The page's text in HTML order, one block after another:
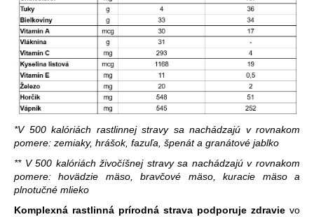
*V 500 kalóriách rastlinnej stravy sa nachádzajú v rovnakom
pomere: zemiaky, hrášok, fazuľa, špenát a granátové jablko
** V 500 kalóriách živočíšnej stravy sa nachádzajú v rovnakom
pomere: hovädzie mäso, bravčové mäso, kuracie mäso a
plnotučné mlieko
Komplexná rastlinná prírodná strava podporuje zdravie vo